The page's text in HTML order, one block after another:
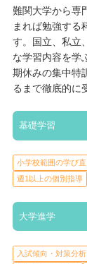
「atama＋」、
for school」な
基礎学習
学習教材もある
ったか瞬時にさ
ぶこともでき
また、登校が難
難関大学から専
まれば勉強する
す。国立、私立
な学習内容を学
期休みの集中特
るまで徹底的に
基礎学習
小学校範囲の学び直
週1以上の個別指導
大学進学
入試傾向・対策分析